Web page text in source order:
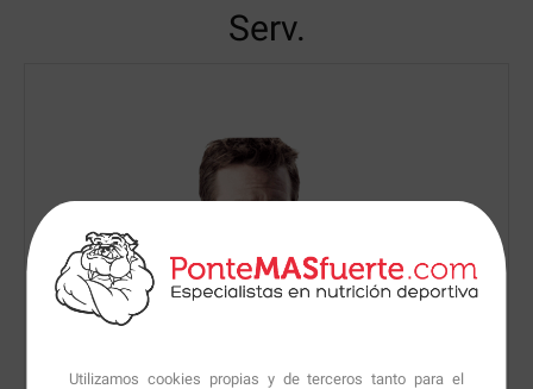
Utilizamos cookies propias y de terceros tanto para el
Serv.